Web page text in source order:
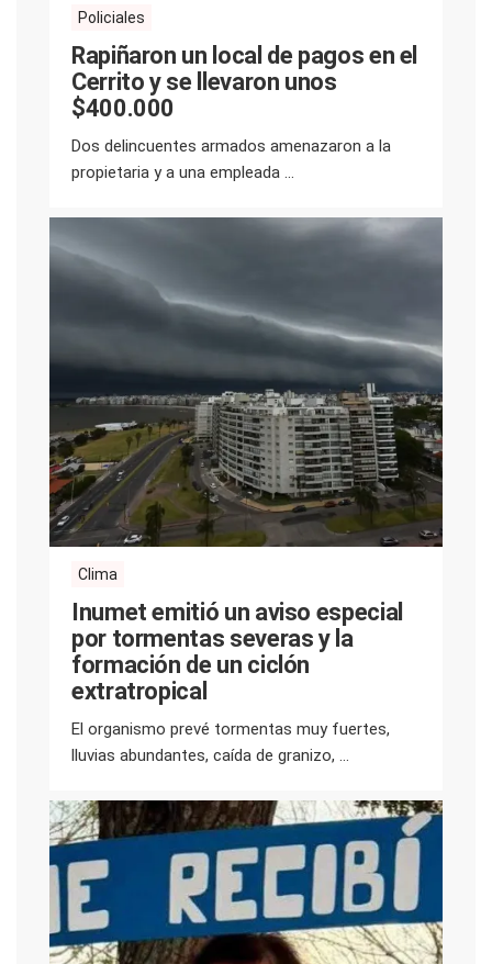
Policiales
Rapiñaron un local de pagos en el
Cerrito y se llevaron unos
$400.000
Dos delincuentes armados amenazaron a la
propietaria y a una empleada ...
Clima
Inumet emitió un aviso especial
por tormentas severas y la
formación de un ciclón
extratropical
El organismo prevé tormentas muy fuertes,
lluvias abundantes, caída de granizo, ...